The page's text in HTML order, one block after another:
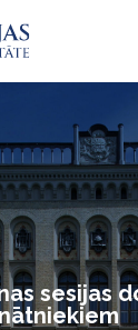
sesijas